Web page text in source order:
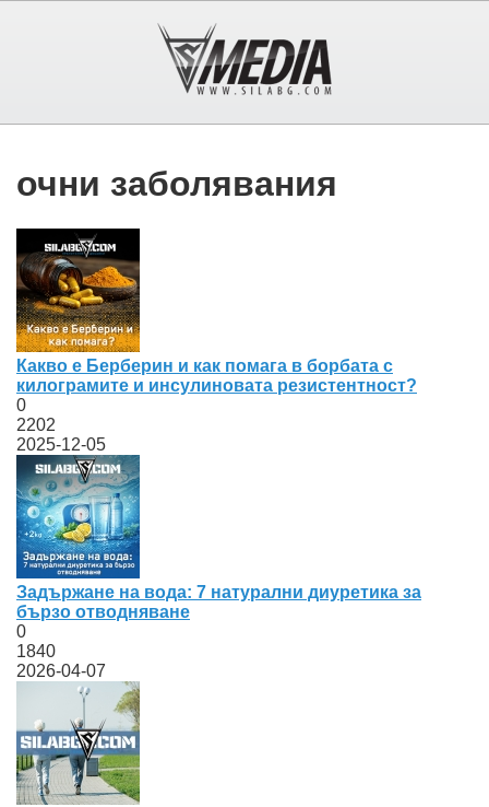
очни заболявания
Какво е Берберин и как помага в борбата с
килограмите и инсулиновата резистентност?
0
2202
2025-12-05
Задържане на вода: 7 натурални диуретика за
бързо отводняване
0
1840
2026-04-07